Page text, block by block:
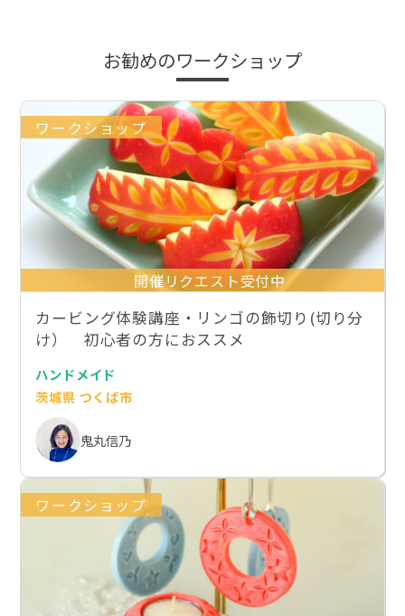
お勧めのワークショップ
ワークショップ
開催リクエスト受付中
カービング体験講座・リンゴの飾切り(切り分
け） 初心者の方におススメ
ハンドメイド
茨城県 つくば市
鬼丸信乃
ワークショップ